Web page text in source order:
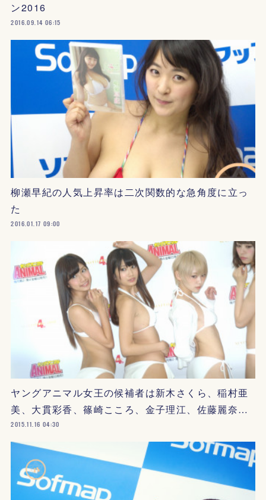
ン2016
2016.09.14 06:15
柳瀬早紀の人気上昇率は二次関数的な急角度に立っ
た
2016.01.17 09:00
ヤングアニマル女王の候補者は新木さくら、稲村亜
美、大貫彩香、篠崎こころ、金子理江、佐藤麗奈…
2015.11.16 04:30